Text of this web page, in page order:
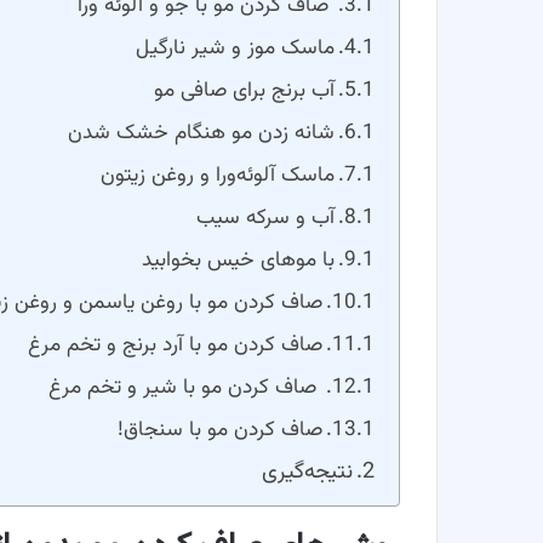
ماسک موز و شیر نارگیل
آب برنج برای صافی مو
شانه زدن مو هنگام خشک شدن
ماسک آلوئه‌ورا و روغن زیتون
آب و سرکه سیب
با موهای خیس بخوابید
صاف کردن مو با روغن یاسمن و روغن
صاف کردن مو با آرد برنج و تخم مرغ
صاف کردن مو با شیر و تخم مرغ
صاف کردن مو با سنجاق!
نتیجه‌گیری